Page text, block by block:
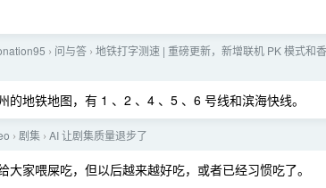
› 问与答 › 地铁打字测速 | 重磅更新，新增联机 PK 模式和
的地铁地图，有 1 、2 、4 、5 、6 号线和滨海快线。
› 剧集 › AI 让剧集质量退步了
大家喂屎吃，但以后越来越好吃，或者已经习惯吃了。